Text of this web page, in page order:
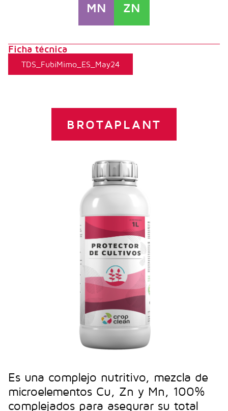
MN ZN
Ficha técnica
TDS_FubiMimo_ES_May24
BROTAPLANT
Es una complejo nutritivo, mezcla de
microelementos Cu, Zn y Mn, 100%
complejados para asegurar su total